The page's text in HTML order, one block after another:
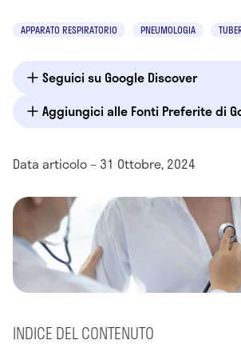
APPARATO RESPIRATORIO PNEUMOLOGIA
Seguici su Google Discover
Aggiungici alle Fonti Preferite di
Data articolo – 31 Ottobre, 2024
INDICE DEL CONTENUTO